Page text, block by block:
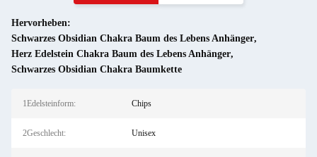
Hervorheben:
Schwarzes Obsidian Chakra Baum des Lebens Anhänger,
Herz Edelstein Chakra Baum des Lebens Anhänger,
Schwarzes Obsidian Chakra Baumkette
1Edelsteinform: Chips
2Geschlecht: Unisex